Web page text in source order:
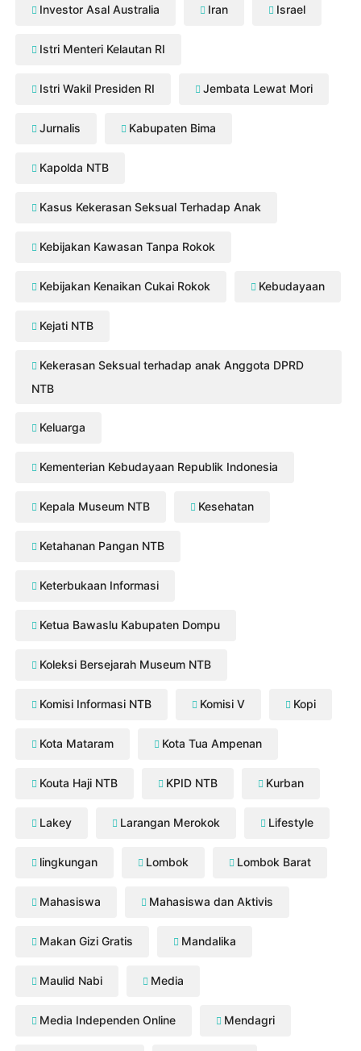
Investor Asal Australia Iran Israel
Istri Menteri Kelautan RI
Istri Wakil Presiden RI Jembata Lewat Mori
Jurnalis Kabupaten Bima
Kapolda NTB
Kasus Kekerasan Seksual Terhadap Anak
Kebijakan Kawasan Tanpa Rokok
Kebijakan Kenaikan Cukai Rokok Kebudayaan
Kejati NTB
Kekerasan Seksual terhadap anak Anggota DPRD
NTB
Keluarga
Kementerian Kebudayaan Republik Indonesia
Kepala Museum NTB Kesehatan
Ketahanan Pangan NTB
Keterbukaan Informasi
Ketua Bawaslu Kabupaten Dompu
Koleksi Bersejarah Museum NTB
Komisi Informasi NTB Komisi V Kopi
Kota Mataram Kota Tua Ampenan
Kouta Haji NTB KPID NTB Kurban
Lakey Larangan Merokok Lifestyle
lingkungan Lombok Lombok Barat
Mahasiswa Mahasiswa dan Aktivis
Makan Gizi Gratis Mandalika
Maulid Nabi Media
Media Independen Online Mendagri